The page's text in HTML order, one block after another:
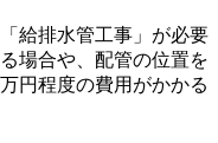
給排水管工事」が必要
場合や、配管の位置を
円程度の費用がかかる